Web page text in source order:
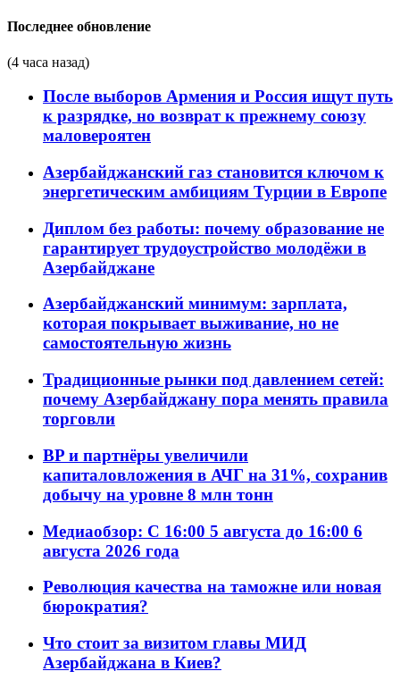
Последнее обновление
(4 часа назад)
После выборов Армения и Россия ищут путь
к разрядке, но возврат к прежнему союзу
маловероятен
Азербайджанский газ становится ключом к
энергетическим амбициям Турции в Европе
Диплом без работы: почему образование не
гарантирует трудоустройство молодёжи в
Азербайджане
Азербайджанский минимум: зарплата,
которая покрывает выживание, но не
самостоятельную жизнь
Традиционные рынки под давлением сетей:
почему Азербайджану пора менять правила
торговли
BP и партнёры увеличили
капиталовложения в АЧГ на 31%, сохранив
добычу на уровне 8 млн тонн
Медиаобзор: С 16:00 5 августа до 16:00 6
августа 2026 года
Революция качества на таможне или новая
бюрократия?
Что стоит за визитом главы МИД
Азербайджана в Киев?